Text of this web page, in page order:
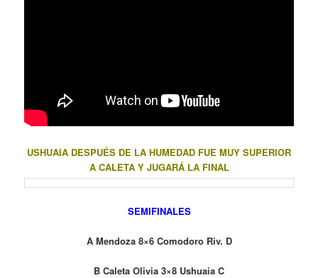
USHUAIA DESPUÉS DE LA HUMEDAD FUE MUY SUPERIOR
A CALETA Y JUGARÁ LA FINAL
SEMIFINALES
A Mendoza 8×6 Comodoro Riv. D
B Caleta Olivia 3×8 Ushuaia C